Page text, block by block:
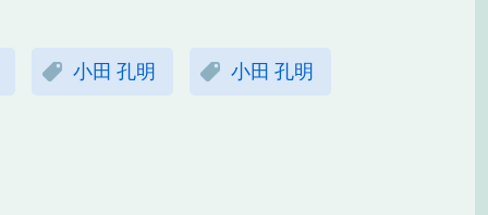
小田 孔明 小田 孔明